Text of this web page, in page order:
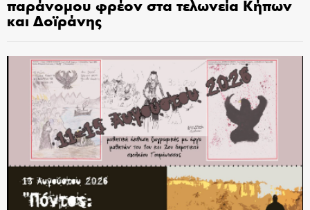
παράνομου φρέον στα τελωνεία Κήπων
και Δοϊράνης